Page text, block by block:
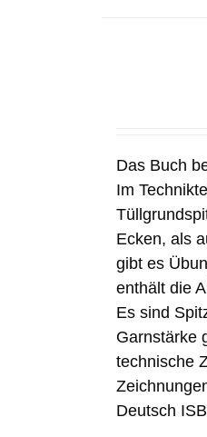
Das Buch
Im
Ecken, als
gibt es
enthält die
Es sind
Garnstärke
technische
Deutsch